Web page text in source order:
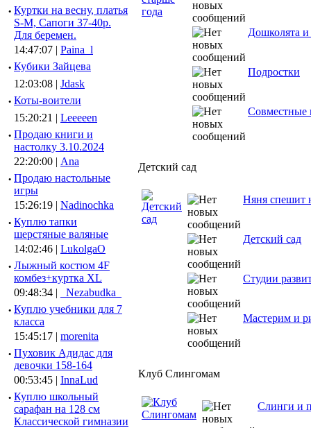
· Куртки на весну, платья
S-M, Сапоги 37-40р.
Для беремен.
14:47:07 | Paina_l
· Кубики Зайцева
12:03:08 | Jdask
· Коты-воители
15:20:21 | Leeeeen
· Продаю книги и
настолку 3.10.2024
22:20:00 | Ana
· Продаю настольные
игры
15:26:19 | Nadinochka
· Куплю тапки
шерстяные валяные
14:02:46 | LukolgaO
· Лыжный костюм 4F
комбез+куртка XL
09:48:34 |
_Nezabudka_
· Куплю учебники для 7
класса
15:45:17 | morenita
· Пуховик Адидас для
девочки 158-164
00:53:45 | InnaLud
· Куплю школьный
сарафан на 128 см
Классической гимназии
Дошколята
Подростки
Совместные
Детский сад
Няня спешит
Детский сад
Студии
Мастерим и
Клуб Слингомам
Слинги и